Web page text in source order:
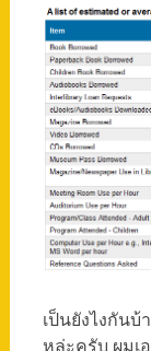
เป็นยังไงกัน
หล่ะครับ ผมเ